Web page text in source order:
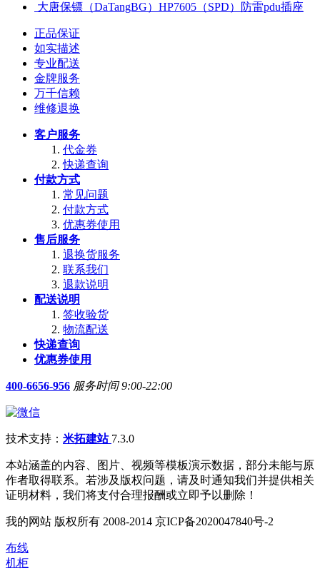
大唐保镖（DaTangBG）HP7605（SPD）防雷pdu插座
正品保证
如实描述
专业配送
金牌服务
万千信赖
维修退换
客户服务
代金券
快递查询
付款方式
常见问题
付款方式
优惠券使用
售后服务
退换货服务
联系我们
退款说明
配送说明
签收验货
物流配送
快递查询
优惠券使用
400-6656-956 服务时间 9:00-22:00
技术支持： 米拓建站 7.3.0
本站涵盖的内容、图片、视频等模板演示数据，部分未能与原
作者取得联系。若涉及版权问题，请及时通知我们并提供相关
证明材料，我们将支付合理报酬或立即予以删除！
我的网站 版权所有 2008-2014 京ICP备2020047840号-2
布线
机柜